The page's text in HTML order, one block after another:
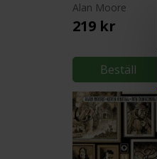
Alan Moore
219 kr
Beställ